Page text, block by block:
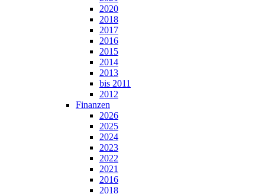
2020
2018
2017
2016
2015
2014
2013
bis 2011
2012
Finanzen
2026
2025
2024
2023
2022
2021
2016
2018